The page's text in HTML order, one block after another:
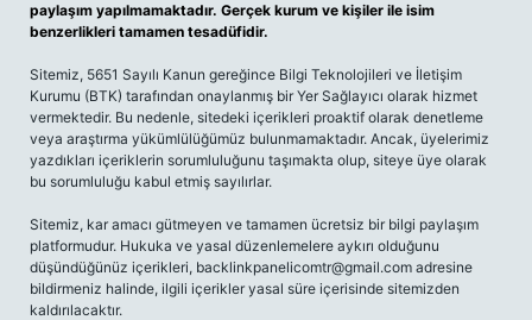
paylaşım yapılmamaktadır. Gerçek kurum ve kişiler ile isim
benzerlikleri tamamen tesadüfidir.
Sitemiz, 5651 Sayılı Kanun gereğince Bilgi Teknolojileri ve İletişim
Kurumu (BTK) tarafından onaylanmış bir Yer Sağlayıcı olarak hizmet
vermektedir. Bu nedenle, sitedeki içerikleri proaktif olarak denetleme
veya araştırma yükümlülüğümüz bulunmamaktadır. Ancak, üyelerimiz
yazdıkları içeriklerin sorumluluğunu taşımakta olup, siteye üye olarak
bu sorumluluğu kabul etmiş sayılırlar.
Sitemiz, kar amacı gütmeyen ve tamamen ücretsiz bir bilgi paylaşım
platformudur. Hukuka ve yasal düzenlemelere aykırı olduğunu
düşündüğünüz içerikleri, backlinkpanelicomtr@gmail.com adresine
bildirmeniz halinde, ilgili içerikler yasal süre içerisinde sitemizden
kaldırılacaktır.